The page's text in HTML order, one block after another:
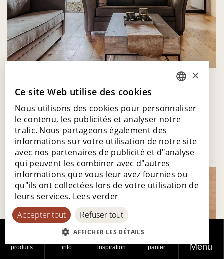
produits info inspiration panier Menu
Découvrez les
collections...
ENGLISH
FRENCH
SPANISH
×
Ce site Web utilise des cookies
Nous utilisons des cookies pour personnaliser
le contenu, les publicités et analyser notre
trafic. Nous partageons également des
informations sur votre utilisation de notre site
avec nos partenaires de publicité et d"analyse
qui peuvent les combiner avec d"autres
informations que vous leur avez fournies ou
qu"ils ont collectées lors de votre utilisation de
leurs services. Lees verder
Accepter tout
Refuser tout
AFFICHER LES DÉTAILS